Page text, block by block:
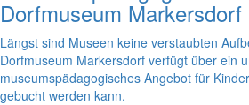
Dorfmuseum Markersdorf
Längst sind Museen keine verstaubten
Dorfmuseum Markersdorf verfügt über ein
museumspädagogisches Angebot für
gebucht werden kann.